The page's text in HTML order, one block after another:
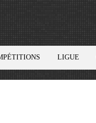
LIGUE